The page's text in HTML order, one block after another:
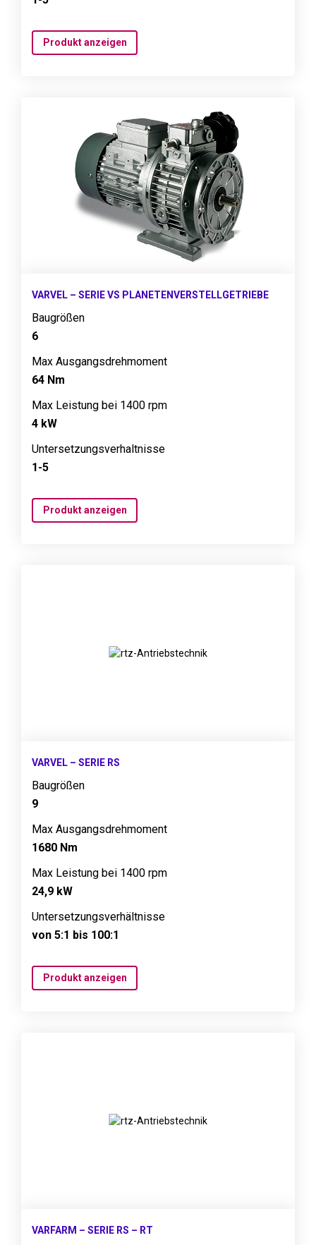
Produkt anzeigen
VARVEL – SERIE VS PLANETENVERSTELLGETRIEBE
Baugrößen
6
Max Ausgangsdrehmoment
64 Nm
Max Leistung bei 1400 rpm
4 kW
Untersetzungsverhaltnisse
1-5
Produkt anzeigen
VARVEL – SERIE RS
Baugrößen
9
Max Ausgangsdrehmoment
1680 Nm
Max Leistung bei 1400 rpm
24,9 kW
Untersetzungsverhältnisse
von 5:1 bis 100:1
Produkt anzeigen
VARFARM – SERIE RS – RT